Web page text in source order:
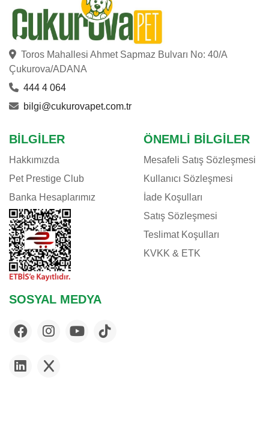
DAYANG
DOG CHOW
DOGIT
DOPHIN
E-JET
EXO TERRA
EZYDOG
FELIX
FERPLAST
FLAMINGO
FLEXI
G & B
GIMCAT
Toros Mahallesi Ahmet Sapmaz Bulvarı No: 40/A
Çukurova/ADANA
444 4 064
bilgi@cukurovapet.com.tr
BILGILER
Hakkımızda
Pet Prestige Club
Banka Hesaplarımız
ÖNEMLI BILGILER
Mesafeli Satış Sözleşmesi
Kullanıcı Sözleşmesi
İade Koşulları
Satış Sözleşmesi
Teslimat Koşulları
KVKK & ETK
SOSYAL MEDYA